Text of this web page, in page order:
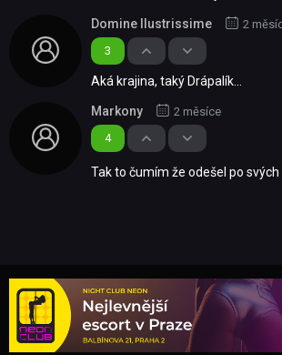
3
Domine Ilustrissime 2
Aká krajina, taký Drápalík...
4
Markony 2 měsíce
Tak to čumím že odešel po svých